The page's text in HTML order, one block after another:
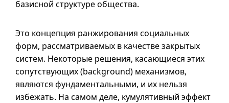
базисной структуре общества.
Это концепция ранжирования социальных
форм, рассматриваемых в качестве закрытых
систем. Некоторые решения, касающиеся этих
сопутствующих (background) механизмов,
являются фундаментальными, и их нельзя
избежать. На самом деле, кумулятивный эффект